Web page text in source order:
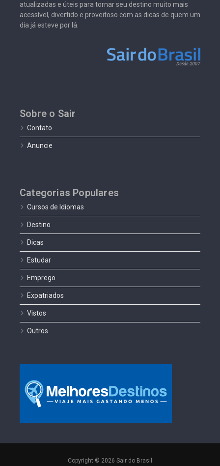
atualizadas e úteis para tornar seu destino muito mais
acessível, divertido e proveitoso com as dicas de quem um
dia já esteve por lá.
Sobre o Sair
Contato
Anuncie
Categorias Populares
Cursos de Idiomas
Destino
Dicas
Estudar
Emprego
Expatriados
Vistos
Outros
Copyright © 2026 Sair do Brasil